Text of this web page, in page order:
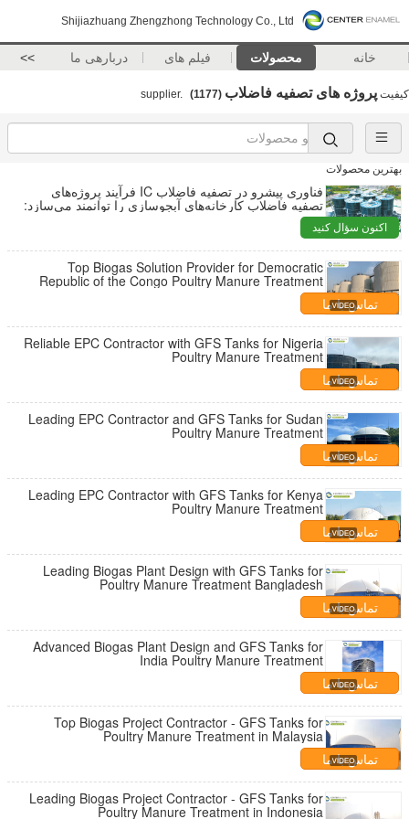
Shijiazhuang Zhengzhong Technology Co., Ltd
خانه محصولات فیلم های دربارهی ما >>
کیفیت پروژه های تصفیه فاضلاب (1177)
بهترین محصولات
فناوری پیشرو در تصفیه فاضلاب IC فرآیند پروژه‌های
تصفیه فاضلاب کارخانه‌های آبجوسازی را توانمند می‌سازد:
راه‌حل‌های بیولوژیکی با راندمان بالااکنون سؤال کنید
Top Biogas Solution Provider for Democratic
Republic of the Congo Poultry Manure Treatment
تماس با ما
Reliable EPC Contractor with GFS Tanks for Nigeria
Poultry Manure Treatment
تماس با ما
Leading EPC Contractor and GFS Tanks for Sudan
Poultry Manure Treatment
تماس با ما
Leading EPC Contractor with GFS Tanks for Kenya
Poultry Manure Treatment
تماس با ما
Leading Biogas Plant Design with GFS Tanks for
Poultry Manure Treatment Bangladesh
تماس با ما
Advanced Biogas Plant Design and GFS Tanks for
India Poultry Manure Treatment
تماس با ما
Top Biogas Project Contractor - GFS Tanks for
Poultry Manure Treatment in Malaysia
تماس با ما
Leading Biogas Project Contractor - GFS Tanks for
Poultry Manure Treatment in Indonesia